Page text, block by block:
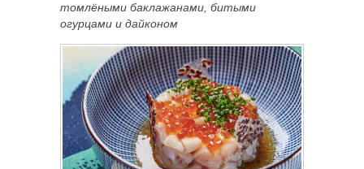
томлёными баклажанами, битыми
огурцами и дайконом